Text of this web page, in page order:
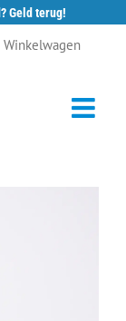
Geld terug!
Winkelwagen